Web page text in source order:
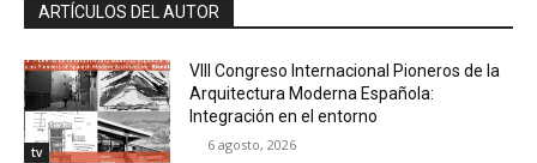
ARTÍCULOS DEL AUTOR
tv
VIII Congreso Internacional Pioneros de la
Arquitectura Moderna Española:
Integración en el entorno
6 agosto, 2026